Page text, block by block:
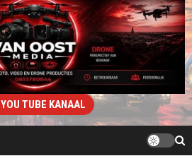
YOU TUBE KANAAL